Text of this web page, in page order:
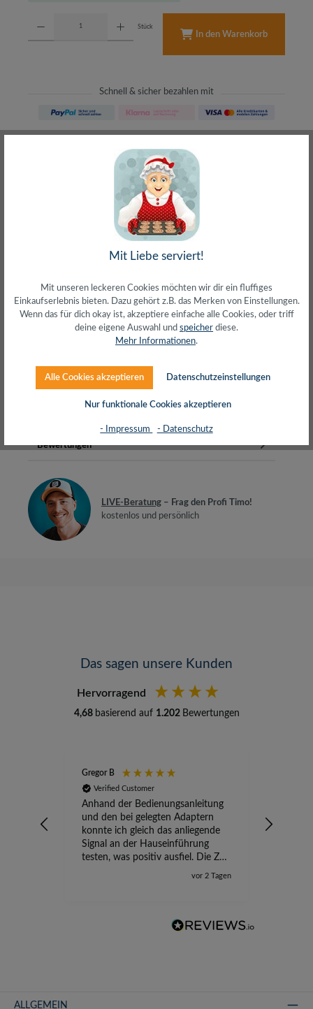
Stück
In den Warenkorb
Schnell & sicher bezahlen mit
meist direkt aus Waiblingen
30 Tage Rückgaberecht
ohne Risiko bestellen
– Frag den Profi!
kostenlos und persönlich
Über 20+ Jahre Erfahrung
wir wissen von was wir sprechen
Gebrauch von Elektrogerät…
Bewertungen
LIVE-Beratung – Frag den Profi Timo!
kostenlos und persönlich
Das sagen unsere Kunden
Hervorragend
4,68 basierend auf 1.202 Bewertungen
Gregor B
Verified Customer
Anhand der Bedienungsanleitung
und den bei gelegten Adaptern
konnte ich gleich das anliegende
Signal an der Hauseinführung
testen, was positiv ausfiel. Die Zeit
der Ungewissheit ist jetzt vorbei,
vor 2 Tagen
ALLGEMEIN
Mit Liebe serviert!
Mit unseren leckeren Cookies möchten wir dir ein fluffiges
Einkaufserlebnis bieten. Dazu gehört z.B. das Merken von Einstellungen.
Wenn das für dich okay ist, akzeptiere einfache alle Cookies, oder triff
deine eigene Auswahl und speicher diese.
Mehr Informationen.
Alle Cookies akzeptieren Datenschutzeinstellungen
Nur funktionale Cookies akzeptieren
- Impressum - Datenschutz